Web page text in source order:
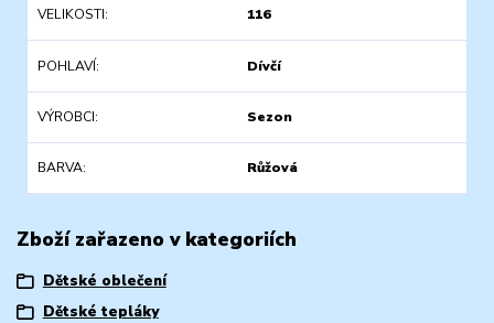
VELIKOSTI 116
POHLAVÍ Dívčí
VÝROBCI Sezon
BARVA Růžová
Zboží zařazeno v kategoriích
Dětské oblečení
Dětské tepláky